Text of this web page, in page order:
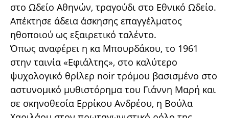
στο Ωδείο Αθηνών, τραγούδι στο Εθνικό Ωδείο.
Απέκτησε άδεια άσκησης επαγγέλματος
ηθοποιού ως εξαιρετικό ταλέντο.
Όπως αναφέρει η κα Μπουρδάκου, το 1961
στην ταινία «Εφιάλτης», στο καλύτερο
ψυχολογικό θρίλερ noir τρόμου βασισμένο στο
αστυνομικό μυθιστόρημα του Γιάννη Μαρή και
σε σκηνοθεσία Ερρίκου Ανδρέου, η Βούλα